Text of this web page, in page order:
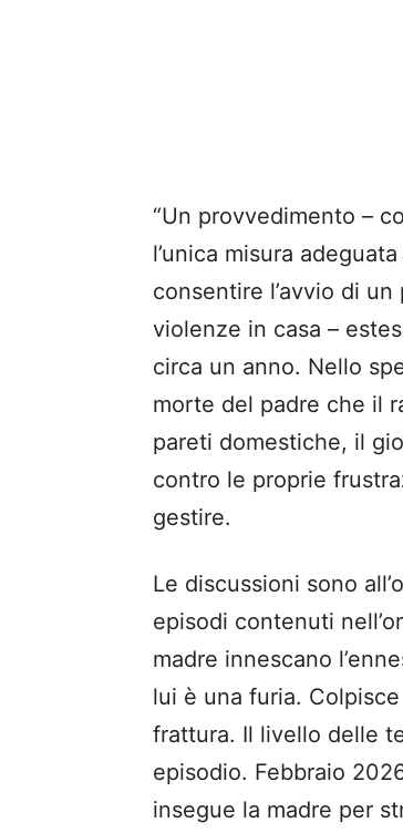
“Un provvedimento –
l’unica misura
consentire l’avvio di
violenze in casa –
circa un anno. Nello
morte del padre che il
pareti domestiche, il
contro le proprie
gestire.
Le discussioni sono
episodi contenuti
madre innescano
lui è una furia.
frattura. Il livello delle
episodio. Febbraio
insegue la madre per